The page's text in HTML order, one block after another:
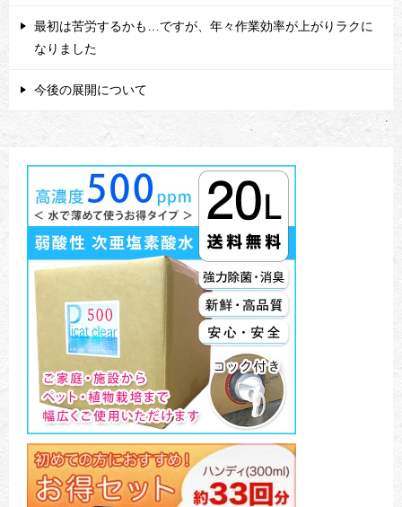
最初は苦労するかも…ですが、年々作業効率が上がりラクに
なりました
今後の展開について